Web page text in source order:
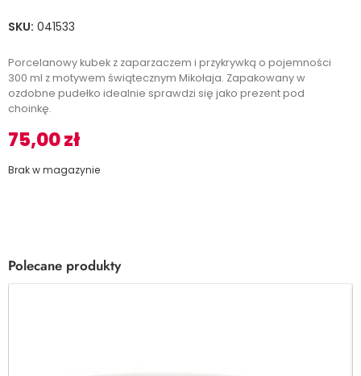
SKU: 041533
Porcelanowy kubek z zaparzaczem i przykrywką o pojemności
300 ml z motywem świątecznym Mikołaja. Zapakowany w
ozdobne pudełko idealnie sprawdzi się jako prezent pod
choinkę.
75,00zł
Brak w magazynie
Polecane produkty